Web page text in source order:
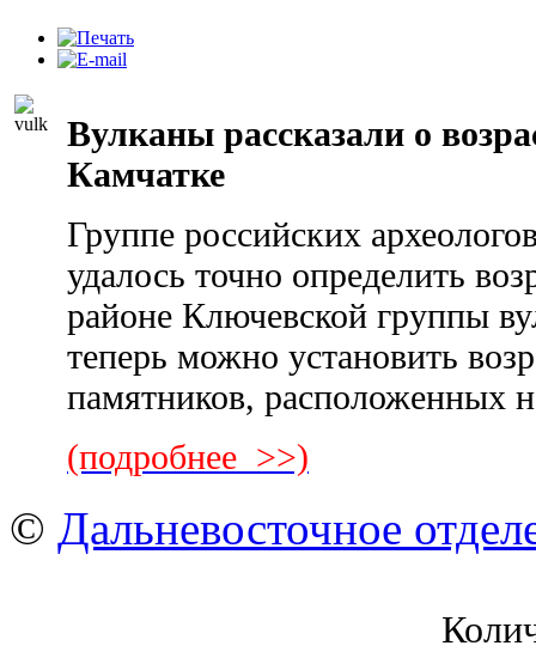
Вулканы рассказали о
Камчатке
Группе российских
удалось точно определить
районе Ключевской группы
теперь можно установить
памятников, расположенных
(подробнее >>)
© Дальневосточное